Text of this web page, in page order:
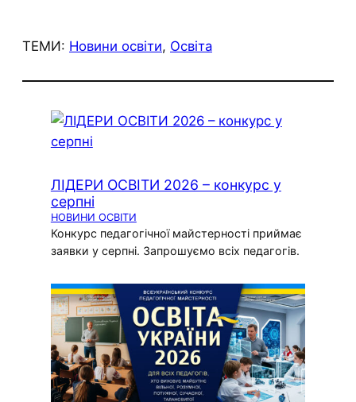
ТЕМИ: Новини освіти, Освіта
ЛІДЕРИ ОСВІТИ 2026 – конкурс у
серпні
НОВИНИ ОСВІТИ
Конкурс педагогічної майстерності приймає
заявки у серпні. Запрошуємо всіх педагогів.